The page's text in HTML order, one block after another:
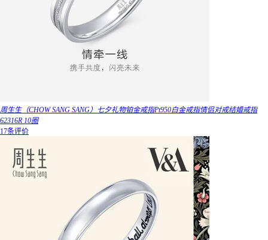
周生生（CHOW SANG SANG）七夕礼物铂金戒指Pt950白金戒指情侣对戒结婚戒指
62316R 10圈
17条评价